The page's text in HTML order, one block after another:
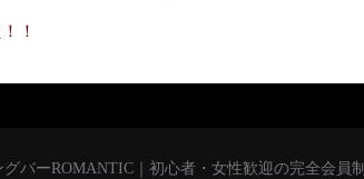
！
バーROMANTIC｜初心者・女性歓迎の完全会員制